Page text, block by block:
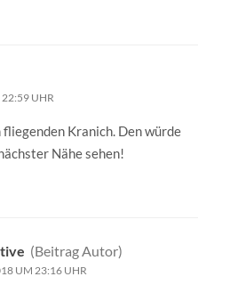
UHR
fliegenden Kranich. Den würde
Nähe sehen!
(Beitrag Autor)
UM 23:16 UHR